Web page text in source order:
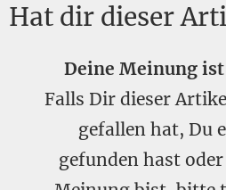
Hat dir dieser
Deine Meinung
Falls Dir dieser
gefallen hat, Du
gefunden hast